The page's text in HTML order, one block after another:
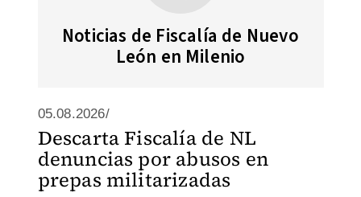
Noticias de Fiscalía de Nuevo
León en Milenio
05.08.2026/
Descarta Fiscalía de NL
denuncias por abusos en
prepas militarizadas